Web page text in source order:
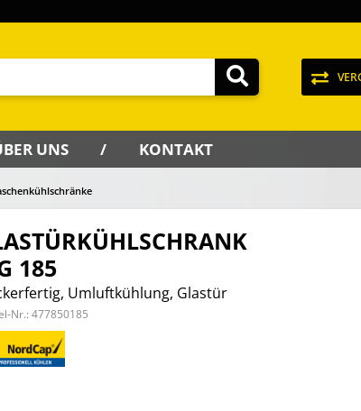
UNS KONTAKT
185
Umluftkühlung, Glastür
Nr.: 477850185